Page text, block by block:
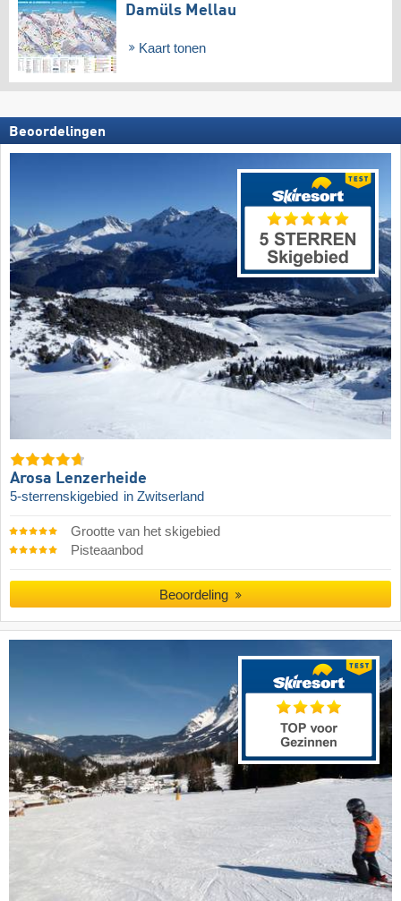
Damüls Mellau
Kaart tonen
Beoordelingen
Arosa Lenzerheide
5-sterrenskigebied in Zwitserland
Grootte van het skigebied
Pisteaanbod
Beoordeling